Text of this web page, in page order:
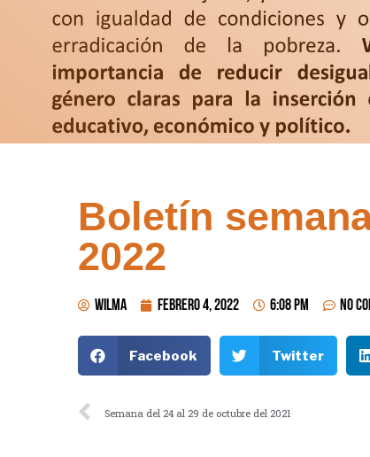
Boletín
2022
wilma febrero 4, 2022 6:08 pm No
Facebook Twitter
Semana del 24 al 29 de octubre del 2021